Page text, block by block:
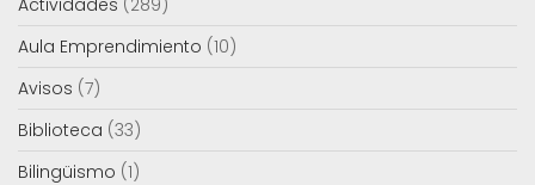
Actividades (289)
Aula Emprendimiento (10)
Avisos (7)
Biblioteca (33)
Bilingüismo (1)